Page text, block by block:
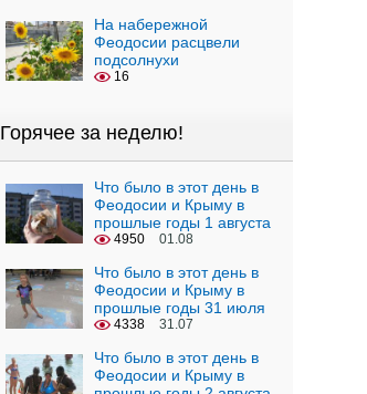
На набережной
Феодосии расцвели
подсолнухи
16
Горячее за неделю!
Что было в этот день в
Феодосии и Крыму в
прошлые годы 1 августа
4950 01.08
Что было в этот день в
Феодосии и Крыму в
прошлые годы 31 июля
4338 31.07
Что было в этот день в
Феодосии и Крыму в